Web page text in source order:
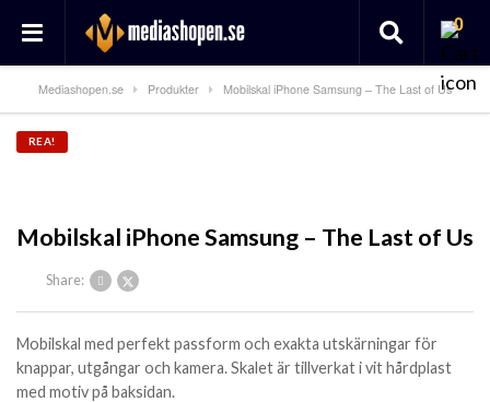
0
Mediashopen.se Produkter Mobilskal iPhone Samsung – The Last of Us
REA!
Mobilskal iPhone Samsung – The Last of Us
Share:
Mobilskal med perfekt passform och exakta utskärningar för
knappar, utgångar och kamera. Skalet är tillverkat i vit hårdplast
med motiv på baksidan.